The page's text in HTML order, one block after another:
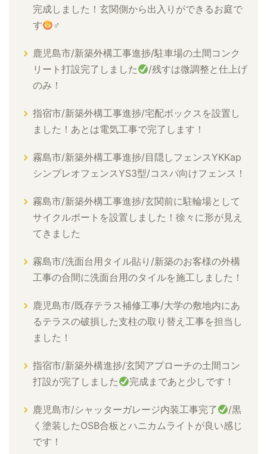
完成しました！玄関側から出入りができるお庭で
す
‍♂
鹿児島市/新築外構工事進捗/駐車場の土間コンク
リート打設完了しました
/残すは微調整と仕上げ
のみ！
指宿市/新築外構工事進捗/宅配ボックスを設置し
ました！あとは電気工事で完了します！
霧島市/新築外構工事進捗/目隠しフェンスYKKap
シンプレオフェンスYS3型/コスパ向けフェンス！
霧島市/新築外構工事進捗/玄関前に駐輪場として
サイクルポートを設置しました！徐々に形が見え
てきました
霧島市/洗面台用タイル貼り/新築のお客様の外構
工事の合間に洗面台用のタイルを施工しました！
鹿児島市/既存テラス補修工事/大学の敷地内にあ
るテラスの破損した支柱の取り替え工事を担当し
ました！
指宿市/新築外構進捗/玄関アプローチの土間コン
打設が完了しました
完成まであと少しです！
鹿児島市/シャッターガレージ内装工事完了
/黒
く塗装したOSB合板とハニカムライトが良い感じ
です！